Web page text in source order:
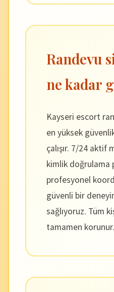
Randevu
ne kadar
Kayseri escort
en yüksek
çalışır. 7/24 aktif
kimlik doğrulama
profesyonel
güvenli bir
sağlıyoruz. Tüm
tamamen korunur.